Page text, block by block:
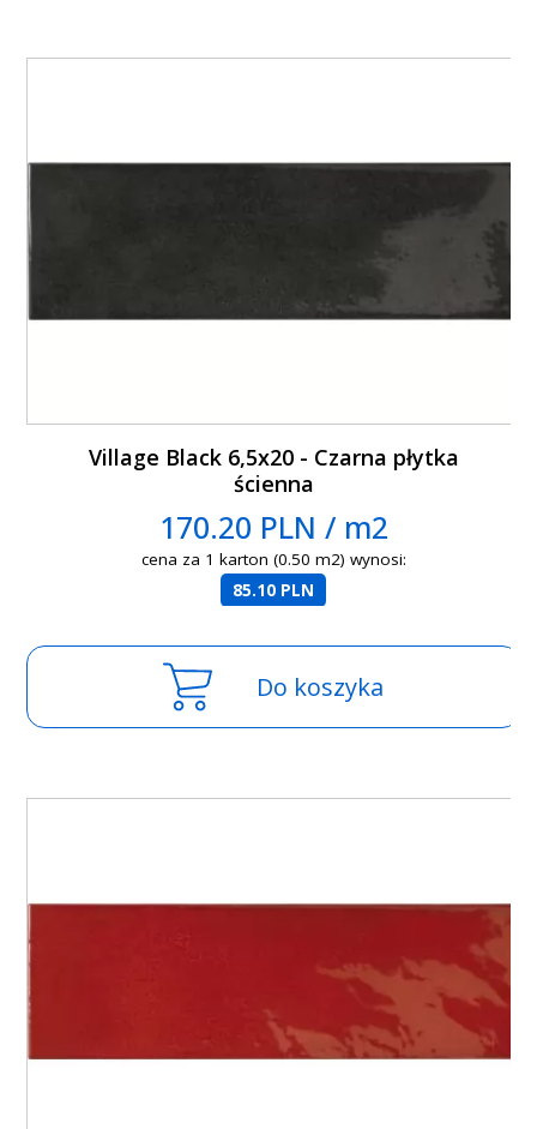
Village Black 6,5x20 - Czarna płytka
ścienna
170.20 PLN / m2
cena za 1 karton (0.50 m2) wynosi:
85.10 PLN
Do koszyka